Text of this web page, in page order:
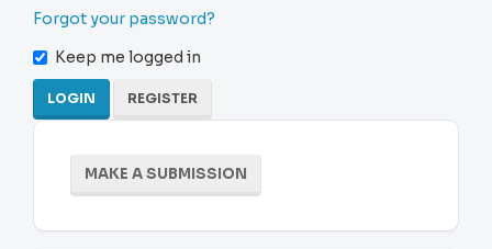
Forgot your password?
Keep me logged in
LOGIN REGISTER
Make
a
Submission
MAKE A SUBMISSION